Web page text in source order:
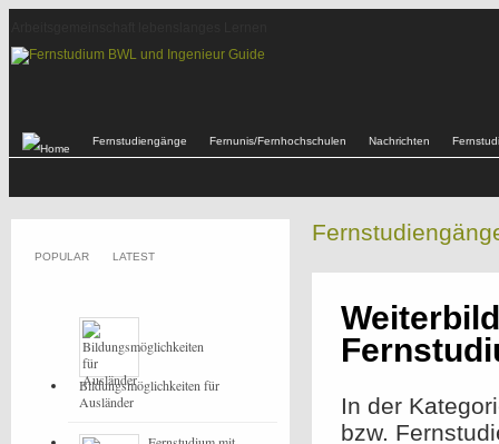
Fernstudiengänge Fernunis/Fernhochschulen Nachrichten
In der
bzw.
POPULAR LATEST
Bildungsmöglichkeiten für
Ausländer